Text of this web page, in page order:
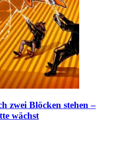
zwei Blöcken stehen –
wächst